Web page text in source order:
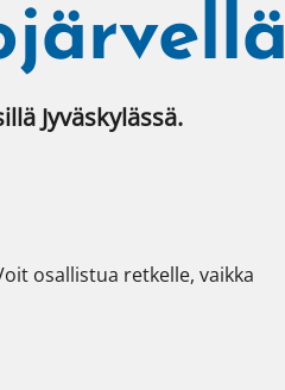
Jyväskylässä.
osallistua retkelle, vaikka